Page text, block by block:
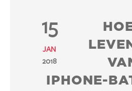
15
JAN
2018
IPHONE-